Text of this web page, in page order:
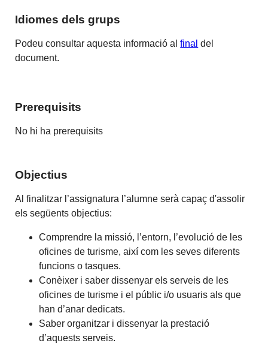
Idiomes dels grups
Podeu consultar aquesta informació alfinal del
document.
Prerequisits
No hi ha prerequisits
Objectius
Al finalitzar l’assignatura l’alumne serà capaç d'assolir
els següents objectius:
Comprendre la missió, l’entorn, l’evolució de les
oficines de turisme, així com les seves diferents
funcions o tasques.
Conèixer i saber dissenyar els serveis de les
oficines de turisme i el públic i/o usuaris als que
han d’anar dedicats.
Saber organitzar i dissenyar la prestació
d’aquests serveis.